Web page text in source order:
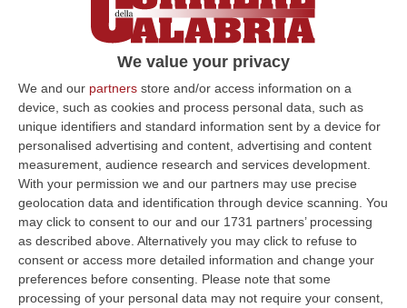
We value your privacy
We and our partners store and/or access information on a
device, such as cookies and process personal data, such as
unique identifiers and standard information sent by a device for
personalised advertising and content, advertising and content
measurement, audience research and services development.
With your permission we and our partners may use precise
geolocation data and identification through device scanning. You
may click to consent to our and our 1731 partners’ processing
as described above. Alternatively you may click to refuse to
consent or access more detailed information and change your
preferences before consenting.
Please note that some
processing of your personal data may not require your consent,
Francesco Bruni jr, figlio del boss “Bella-
Bella”, avvenuto a Celico l’8 novembre del
L’agguato e l’omicidio fallito
Nel corso dell’odierna udienza svolta al
Tribunale di Cosenza è stato conferito
l’incarico di trascrizione delle intercettazioni
al perito e successivamente sono stati
ascoltati, in qualità di testimoni, gli uomini